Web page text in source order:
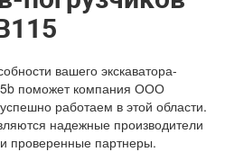
вашего экскаватора-
поможет компания ООО
работаем в этой области.
надежные производители
проверенные партнеры.